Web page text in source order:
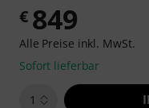
€ 849
Alle Preise inkl. MwSt.
Sofort lieferbar
1